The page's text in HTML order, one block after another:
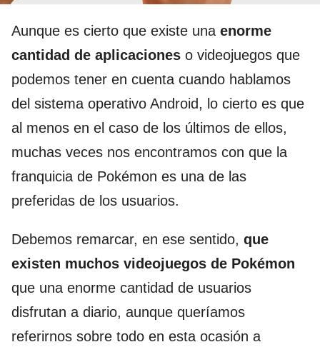
Aunque es cierto que existe una enorme
cantidad de aplicaciones o videojuegos que
podemos tener en cuenta cuando hablamos
del sistema operativo Android, lo cierto es que
al menos en el caso de los últimos de ellos,
muchas veces nos encontramos con que la
franquicia de Pokémon es una de las
preferidas de los usuarios.
Debemos remarcar, en ese sentido, que
existen muchos videojuegos de Pokémon
que una enorme cantidad de usuarios
disfrutan a diario, aunque queríamos
referirnos sobre todo en esta ocasión a